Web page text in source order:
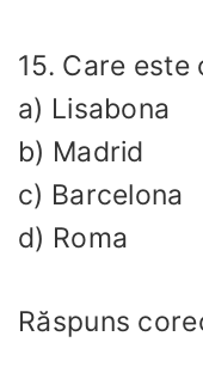
15. Care este
a) Lisabona
b) Madrid
c) Barcelona
d) Roma
Răspuns